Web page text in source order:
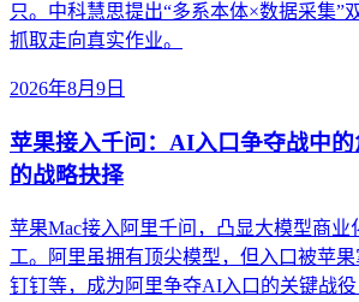
只。中科慧思提出“多系本体×数据采集”
抓取走向真实作业。
2026年8月9日
苹果接入千问：AI入口争夺战中
的战略抉择
苹果Mac接入阿里千问，凸显大模型商业
工。阿里虽拥有顶尖模型，但入口被苹
钉钉等，成为阿里争夺AI入口的关键战